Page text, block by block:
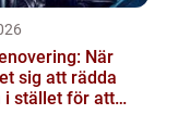
När
sig att rädda
i stället för att